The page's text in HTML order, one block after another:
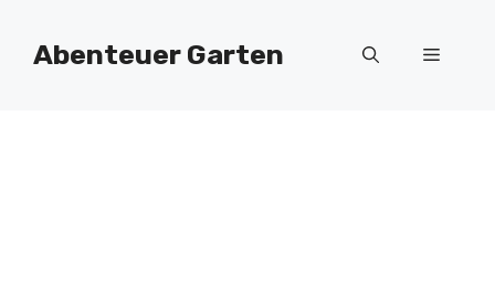
Inhalt
springen
Abenteuer Garten Menü